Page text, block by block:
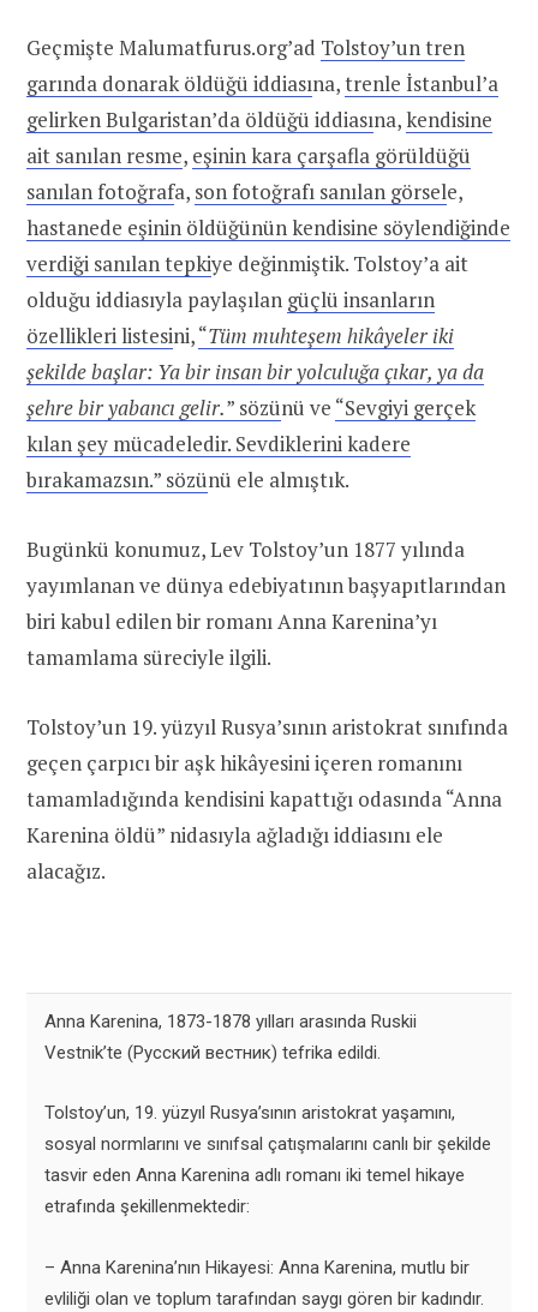
Geçmişte Malumatfurus.org’ad Tolstoy’un tren
garında donarak öldüğü iddiasına,trenle İstanbul’a
gelirken Bulgaristan’da öldüğü iddiasına,kendisine
ait sanılan resme, eşinin kara çarşafla görüldüğü
sanılan fotoğrafa, son fotoğrafı sanılan görsele,
hastanede eşinin öldüğünün kendisine söylendiğinde
verdiği sanılan tepkiye değinmiştik. Tolstoy’a ait
olduğu iddiasıyla paylaşılan güçlü insanların
özellikleri listesini,“Tüm muhteşem hikâyeler iki
şekilde başlar: Ya bir insan bir yolculuğa çıkar, ya da
şehre bir yabancı gelir.” sözünü ve “Sevgiyi gerçek
kılan şey mücadeledir. Sevdiklerini kadere
bırakamazsın.” sözünü ele almıştık.
Bugünkü konumuz, Lev Tolstoy’un 1877 yılında
yayımlanan ve dünya edebiyatının başyapıtlarından
biri kabul edilen bir romanı Anna Karenina’yı
tamamlama süreciyle ilgili.
Tolstoy’un 19. yüzyıl Rusya’sının aristokrat sınıfında
geçen çarpıcı bir aşk hikâyesini içeren romanını
tamamladığında kendisini kapattığı odasında “Anna
Karenina öldü” nidasıyla ağladığı iddiasını ele
alacağız.
Anna Karenina, 1873-1878 yılları arasında Ruskii
Vestnik’te (Русский вестник) tefrika edildi.
Tolstoy’un, 19. yüzyıl Rusya’sının aristokrat yaşamını,
sosyal normlarını ve sınıfsal çatışmalarını canlı bir şekilde
tasvir eden Anna Karenina adlı romanı iki temel hikaye
etrafında şekillenmektedir:
– Anna Karenina’nın Hikayesi: Anna Karenina, mutlu bir
evliliği olan ve toplum tarafından saygı gören bir kadındır.